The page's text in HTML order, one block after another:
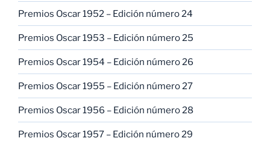
Premios Oscar 1952 – Edición número 24
Premios Oscar 1953 – Edición número 25
Premios Oscar 1954 – Edición número 26
Premios Oscar 1955 – Edición número 27
Premios Oscar 1956 – Edición número 28
Premios Oscar 1957 – Edición número 29